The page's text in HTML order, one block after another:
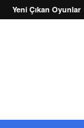
Yeni Çıkan Oyunlar